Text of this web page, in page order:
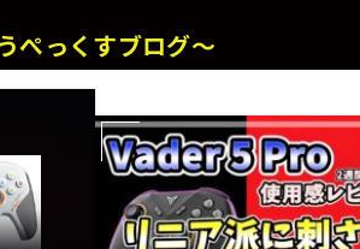
ぺっくすブログ～